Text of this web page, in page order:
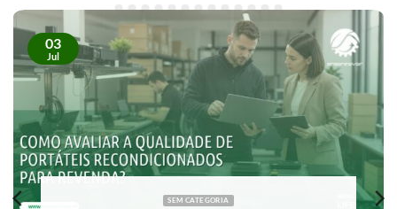
SEM CATEGORIA
03
Jul